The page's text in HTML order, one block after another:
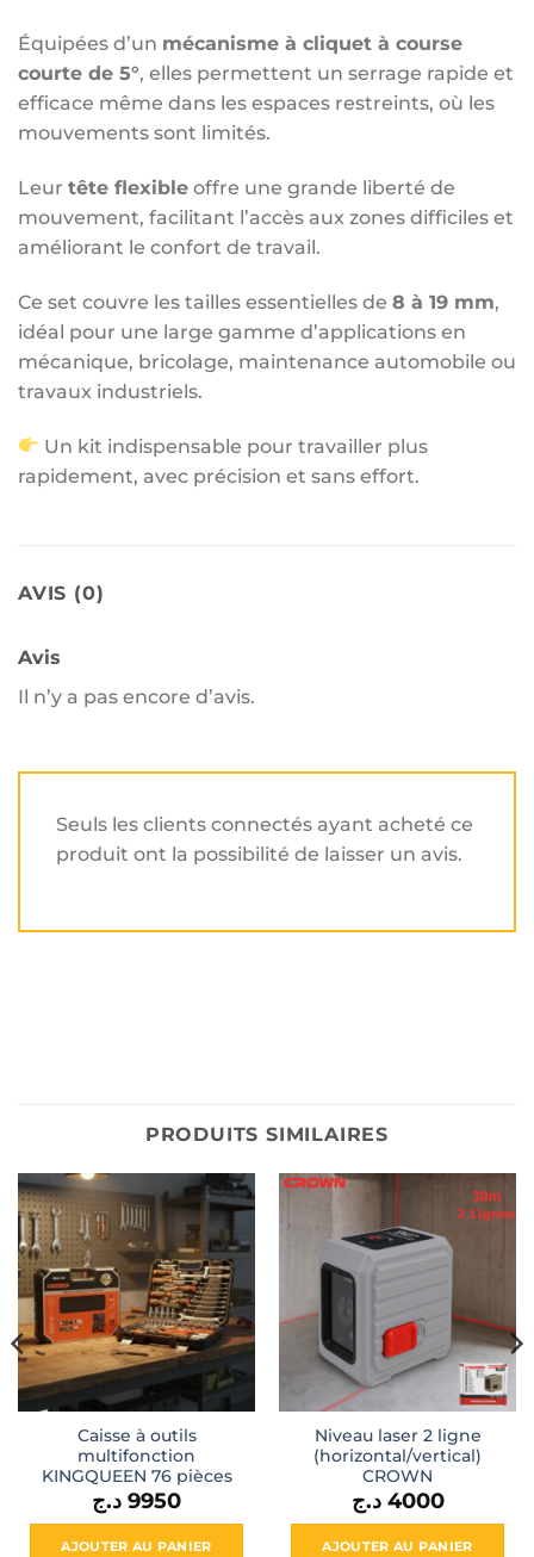
Équipées d’un mécanisme à cliquet à course
courte de 5°, elles permettent un serrage rapide et
efficace même dans les espaces restreints, où les
mouvements sont limités.
Leur tête flexible offre une grande liberté de
mouvement, facilitant l’accès aux zones difficiles et
améliorant le confort de travail.
Ce set couvre les tailles essentielles de 8 à 19 mm,
idéal pour une large gamme d’applications en
mécanique, bricolage, maintenance automobile ou
travaux industriels.
Un kit indispensable pour travailler plus
rapidement, avec précision et sans effort.
AVIS (0)
Avis
Il n’y a pas encore d’avis.
Seuls les clients connectés ayant acheté ce
produit ont la possibilité de laisser un avis.
PRODUITS SIMILAIRES
Caisse à outils
multifonction
KINGQUEEN 76 pièces
9950 د.ج
AJOUTER AU PANIER
Niveau laser 2 ligne
(horizontal/vertical)
CROWN
4000 د.ج
AJOUTER AU PANIER